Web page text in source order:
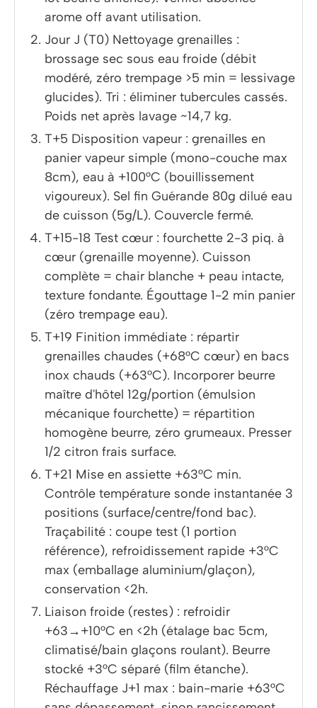
arome off avant utilisation.
Jour J (T0) Nettoyage grenailles :
brossage sec sous eau froide (débit
modéré, zéro trempage >5 min = lessivage
glucides). Tri : éliminer tubercules cassés.
Poids net après lavage ~14,7 kg.
T+5 Disposition vapeur : grenailles en
panier vapeur simple (mono-couche max
8cm), eau à +100°C (bouillissement
vigoureux). Sel fin Guérande 80g dilué eau
de cuisson (5g/L). Couvercle fermé.
T+15-18 Test cœur : fourchette 2-3 piq. à
cœur (grenaille moyenne). Cuisson
complète = chair blanche + peau intacte,
texture fondante. Égouttage 1-2 min panier
(zéro trempage eau).
T+19 Finition immédiate : répartir
grenailles chaudes (+68°C cœur) en bacs
inox chauds (+63°C). Incorporer beurre
maître d'hôtel 12g/portion (émulsion
mécanique fourchette) = répartition
homogène beurre, zéro grumeaux. Presser
1/2 citron frais surface.
T+21 Mise en assiette +63°C min.
Contrôle température sonde instantanée 3
positions (surface/centre/fond bac).
Traçabilité : coupe test (1 portion
référence), refroidissement rapide +3°C
max (emballage aluminium/glaçon),
conservation <2h.
Liaison froide (restes) : refroidir
+63→+10°C en <2h (étalage bac 5cm,
climatisé/bain glaçons roulant). Beurre
stocké +3°C séparé (film étanche).
Réchauffage J+1 max : bain-marie +63°C